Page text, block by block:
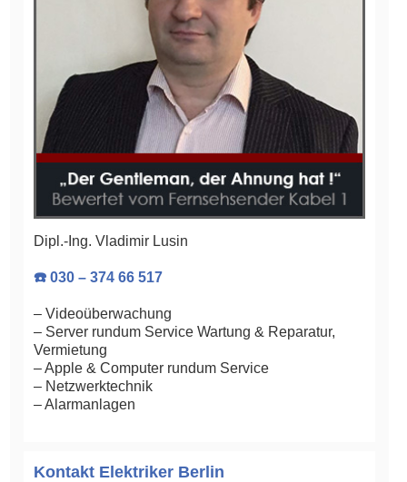
Dipl.-Ing. Vladimir Lusin
☎️ 030 – 374 66 517
– Videoüberwachung
– Server rundum Service Wartung & Reparatur,
Vermietung
– Apple & Computer rundum Service
– Netzwerktechnik
– Alarmanlagen
Kontakt Elektriker Berlin